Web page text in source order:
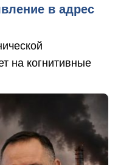
в адрес
на когнитивные